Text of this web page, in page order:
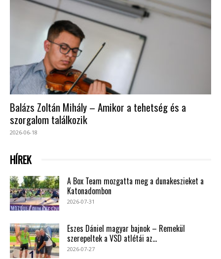
Balázs Zoltán Mihály – Amikor a tehetség és a
szorgalom találkozik
2026-06-18
HÍREK
A Box Team mozgatta meg a dunakeszieket a
Katonadombon
2026-07-31
Eszes Dániel magyar bajnok – Remekül
szerepeltek a VSD atlétái az...
2026-07-27